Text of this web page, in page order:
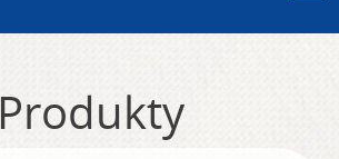
Produkty